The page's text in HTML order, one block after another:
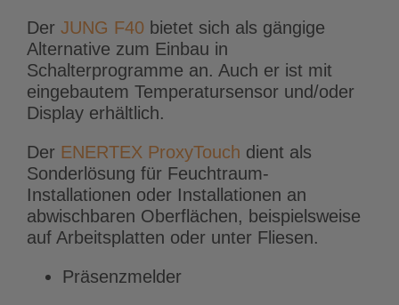
Der JUNG F40 bietet sich als gängige
Alternative zum Einbau in
Schalterprogramme an. Auch er ist mit
eingebautem Temperatursensor und/oder
Display erhältlich.
Der ENERTEX ProxyTouch dient als
Sonderlösung für Feuchtraum-
Installationen oder Installationen an
abwischbaren Oberflächen, beispielsweise
auf Arbeitsplatten oder unter Fliesen.
Präsenzmelder